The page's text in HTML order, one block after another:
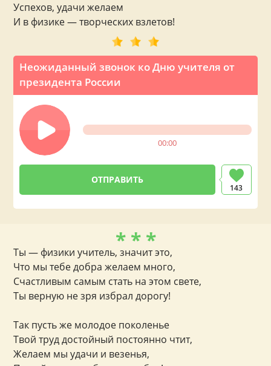
Неожиданный звонок ко Дню учителя от
президента России
00:00
143
Успехов, удачи желаем
И в физике — творческих взлетов!
* * *
Ты — физики учитель, значит это,
Что мы тебе добра желаем много,
Счастливым самым стать на этом свете,
Ты верную не зря избрал дорогу!
Так пусть же молодое поколенье
Твой труд достойный постоянно чтит,
Желаем мы удачи и везенья,